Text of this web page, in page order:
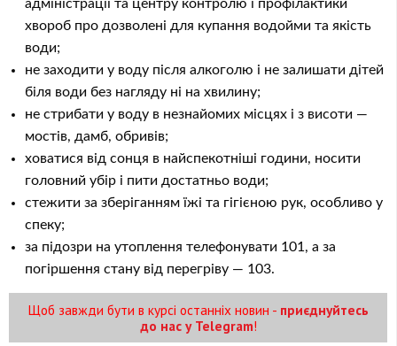
адміністрації та центру контролю і профілактики
хвороб про дозволені для купання водойми та якість
води;
не заходити у воду після алкоголю і не залишати дітей
біля води без нагляду ні на хвилину;
не стрибати у воду в незнайомих місцях і з висоти —
мостів, дамб, обривів;
ховатися від сонця в найспекотніші години, носити
головний убір і пити достатньо води;
стежити за зберіганням їжі та гігієною рук, особливо у
спеку;
за підозри на утоплення телефонувати 101, а за
погіршення стану від перегріву — 103.
Щоб завжди бути в курсі останніх новин - приєднуйтесь
до нас у Telegram!